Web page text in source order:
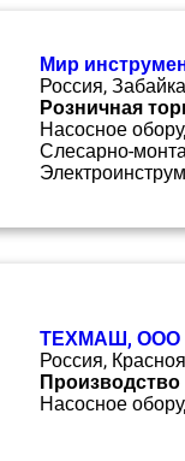
Мир
Россия,
Розничная
Насосное
Слесарно-
ТЕХМАШ, ООО
Россия,
Производство
Насосное